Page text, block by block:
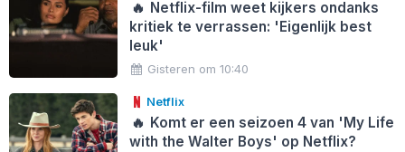
🔥 Netflix-film weet kijkers ondanks
kritiek te verrassen: 'Eigenlijk best
leuk'
Gisteren om 10:40
Netflix
🔥 Komt er een seizoen 4 van 'My Life
with the Walter Boys' op Netflix?